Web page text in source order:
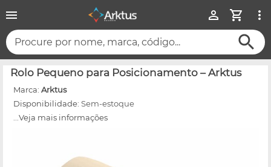
Procure por nome, marca, código...
Rolo Pequeno para Posicionamento – Arktus
Marca: Arktus
Disponibilidade: Sem-estoque
...Veja mais informações